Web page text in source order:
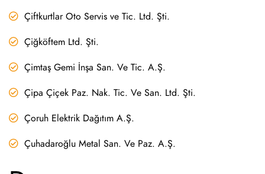
Çiftkurtlar Oto Servis ve Tic. Ltd. Şti.
Çiğköftem Ltd. Şti.
Çimtaş Gemi İnşa San. Ve Tic. A.Ş.
Çipa Çiçek Paz. Nak. Tic. Ve San. Ltd. Şti.
Çoruh Elektrik Dağıtım A.Ş.
Çuhadaroğlu Metal San. Ve Paz. A.Ş.